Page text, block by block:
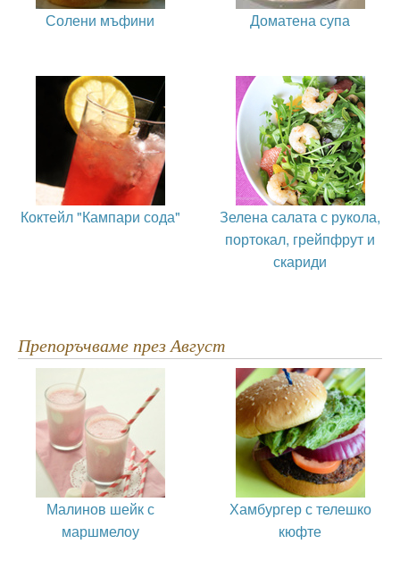
Солени мъфини Доматена супа
Коктейл "Кампари сода"
Зелена салата с рукола,
портокал, грейпфрут и
скариди
Препоръчваме през Август
Малинов шейк с
маршмелоу
Хамбургер с телешко
кюфте